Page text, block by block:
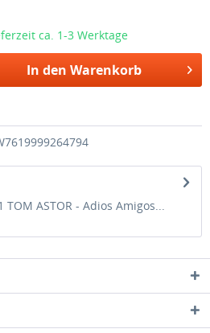
ca. 1-3 Werktage
In den Warenkorb
ASTOR - Adios Amigos...